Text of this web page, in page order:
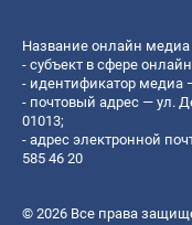
Название онлайн медиа
- субъект в сфере
- идентификатор медиа
- почтовый адрес — ул.
01013;
- адрес электронной
585 46 20
© 2026 Все права